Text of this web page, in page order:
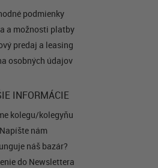
podmienky
a možnosti platby
predaj a leasing
osobných údajov
INFORMÁCIE
kolegu/kolegyňu
Napíšte nám
náš bazár?
do Newslettera